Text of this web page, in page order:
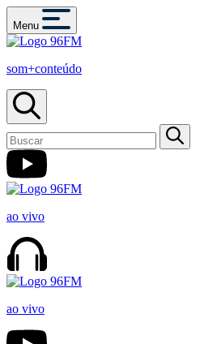
Menu
som+conteúdo
ao vivo
ao vivo